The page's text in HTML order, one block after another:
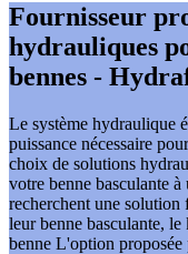
Fournisseur
hydrauliques
bennes -
Le système hydraulique
puissance nécessaire
choix de solutions
votre benne basculante
recherchent une
leur benne basculante, le
benne L'option proposée